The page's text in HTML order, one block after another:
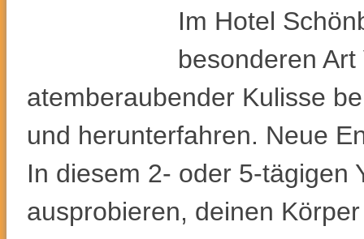
Im Hotel
besonderen
atemberaubender Kulisse
und herunterfahren. Neue
In diesem 2- oder 5-tägigen
ausprobieren, deinen